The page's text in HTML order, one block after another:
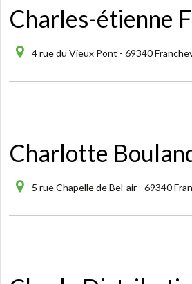
Charles-étienne
4 rue du Vieux Pont - 69340
Charlotte
5 rue Chapelle de Bel-air - 69340